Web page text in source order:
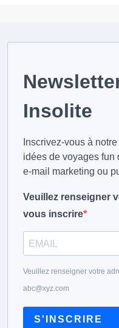
Insolite
Inscrivez-vous à
idées de voyages fun
e-mail marketing ou
Veuillez renseigner
vous inscrire
Veuillez renseigner votre
abc@xyz.com
S'INSCRIRE